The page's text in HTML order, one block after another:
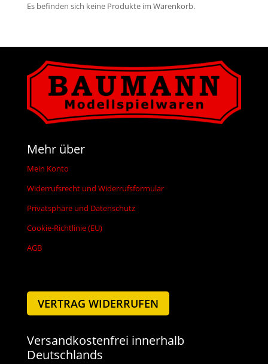
Es befinden sich keine Produkte im Warenkorb.
Mehr über
Mein Konto
Widerrufsrecht und Widerrufsformular
Privatsphäre und Datenschutz
Cookie-Richtlinie (EU)
AGB
VERTRAG WIDERRUFEN
Versandkostenfrei innerhalb
Deutschlands